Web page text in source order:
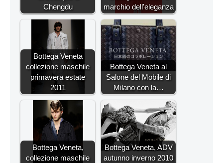
Chengdu
marchio dell'eleganza
Bottega Veneta
collezione maschile
primavera estate
2011
Bottega Veneta al
Salone del Mobile di
Milano con la…
Bottega Veneta,
collezione maschile
Bottega Veneta, ADV
autunno inverno 2010